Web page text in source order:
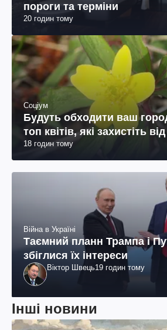
пороги та терміни
20 годин тому
Соціум
Будуть обходити ваш
топ квітів, які захистіть
18 годин тому
Війна в Україні
Таємний планн Трампа і
збіглися їх інтереси
Віктор Швець19 годин тому
Інші новини